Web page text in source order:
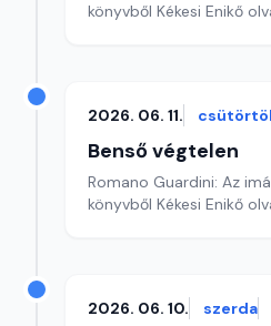
könyvből Kékesi Enikő
2026. 06. 11.
Benső végtelen
Romano Guardini: Az
könyvből Kékesi Enikő
2026. 06. 10. szerda